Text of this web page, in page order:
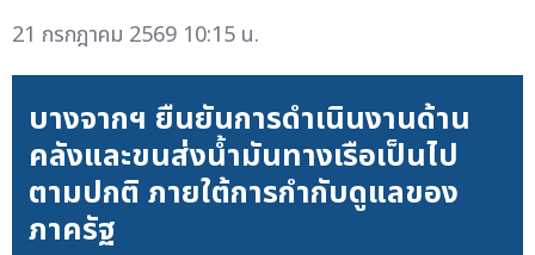
21 กรกฎาคม 2569 10:15 น.
บางจากฯ ยืนยันการดำเนินงานด้าน
คลังและขนส่งน้ำมันทางเรือเป็นไป
ตามปกติ ภายใต้การกำกับดูแลของ
ภาครัฐ